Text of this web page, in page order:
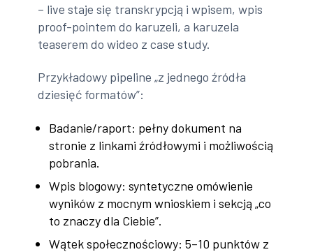
– live staje się transkrypcją i wpisem, wpis
proof-pointem do karuzeli, a karuzela
teaserem do wideo z case study.
Przykładowy pipeline „z jednego źródła
dziesięć formatów”:
Badanie/raport: pełny dokument na
stronie z linkami źródłowymi i możliwością
pobrania.
Wpis blogowy: syntetyczne omówienie
wyników z mocnym wnioskiem i sekcją „co
to znaczy dla Ciebie”.
Wątek społecznościowy: 5–10 punktów z